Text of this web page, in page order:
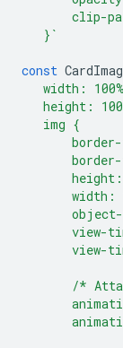
clip-
   }`
const
width:
height:
   img {
width:
view-
view-
/*